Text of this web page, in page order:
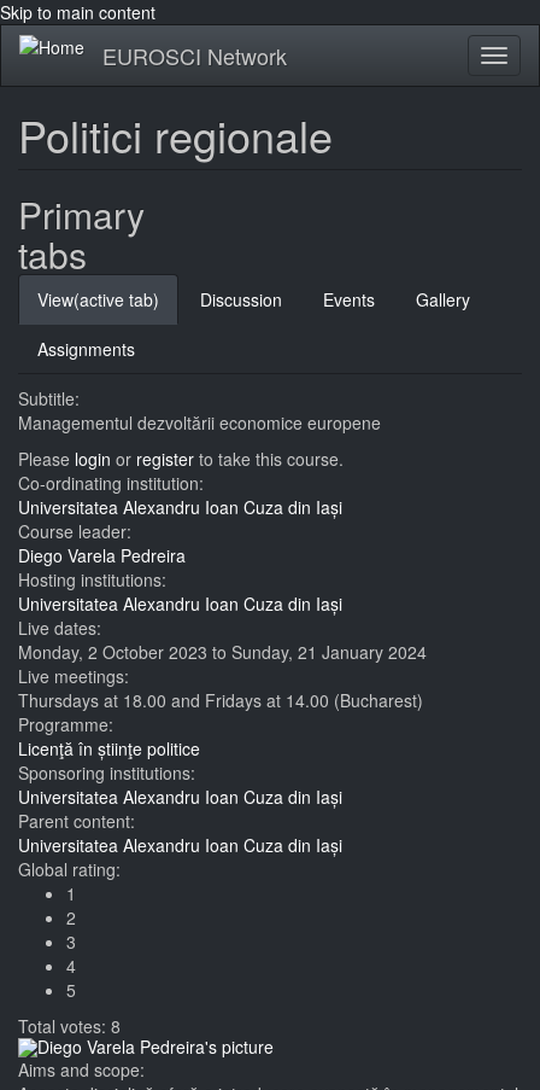
Skip to main content
EUROSCI Network
Politici regionale
Primary
tabs
View(active tab) Discussion Events Gallery
Assignments
Subtitle:
Managementul dezvoltării economice europene
Please login or register to take this course.
Co-ordinating institution:
Universitatea Alexandru Ioan Cuza din Iași
Course leader:
Diego Varela Pedreira
Hosting institutions:
Universitatea Alexandru Ioan Cuza din Iași
Live dates:
Monday, 2 October 2023 to Sunday, 21 January 2024
Live meetings:
Thursdays at 18.00 and Fridays at 14.00 (Bucharest)
Programme:
Licenţă în știinţe politice
Sponsoring institutions:
Universitatea Alexandru Ioan Cuza din Iași
Parent content:
Universitatea Alexandru Ioan Cuza din Iași
Global rating:
1
2
3
4
5
Total votes: 8
Aims and scope: